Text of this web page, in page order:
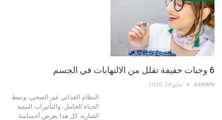
6 وجبات خفيفة تقلل من الالتهابات في الجسم
ADMIN مايو 20, 2020
النظام الغذائي غير الصحي، ونمط
الحياة الخامل، والتأثيرات البيئية
الضارة، كل هذا يعرض أجسامنا